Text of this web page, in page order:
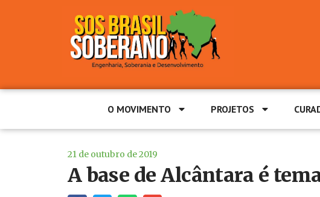
O MOVIMENTO PROJETOS
21 de outubro de 2019
A base de Alcântara é